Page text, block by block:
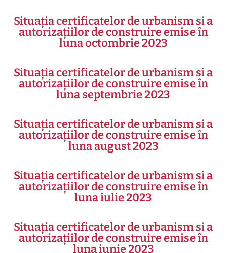
Situația certificatelor de urbanism si a
autorizațiilor de construire emise în
luna octombrie 2023
Situația certificatelor de urbanism si a
autorizațiilor de construire emise în
luna septembrie 2023
Situația certificatelor de urbanism si a
autorizațiilor de construire emise în
luna august 2023
Situația certificatelor de urbanism si a
autorizațiilor de construire emise în
luna iulie 2023
Situația certificatelor de urbanism si a
autorizațiilor de construire emise în
luna iunie 2023